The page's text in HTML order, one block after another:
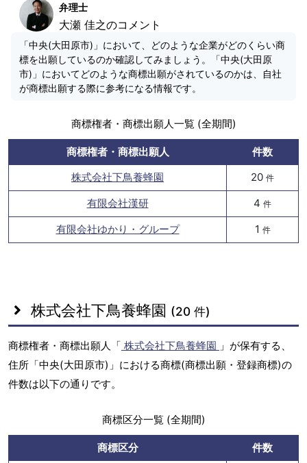
弁理士
大瀬 佳之のコメント
「中央(大田原市)」において、どのような企業がどのくらい商
標を出願しているのか確認してみましょう。「中央(大田原
市)」においてどのような商標出願がされているのかは、自社
が商標出願する際に参考になる情報です。
商標権者・商標出願人一覧 (全期間)
商標権者・商標出願人
件数
株式会社下鳥養蜂園
20 件
有限会社漢研 4 件
有限会社ゆかり・グループ 1 件
株式会社下鳥養蜂園 (20 件)
商標権者・商標出願人「 株式会社下鳥養蜂園 」が保有する、
住所「中央(大田原市)」における商標(商標出願・登録商標)の
件数は以下の通りです。
商標区分一覧 (全期間)
商標区分
件数